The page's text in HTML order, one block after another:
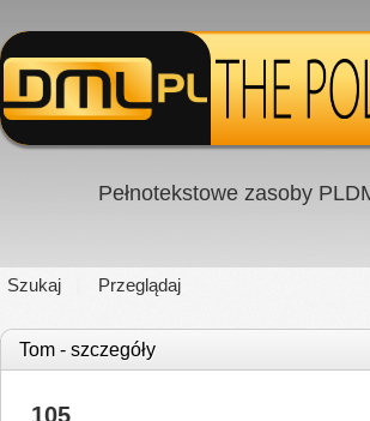
Pełnotekstowe zasoby
Szukaj Przeglądaj
Tom - szczegóły
105